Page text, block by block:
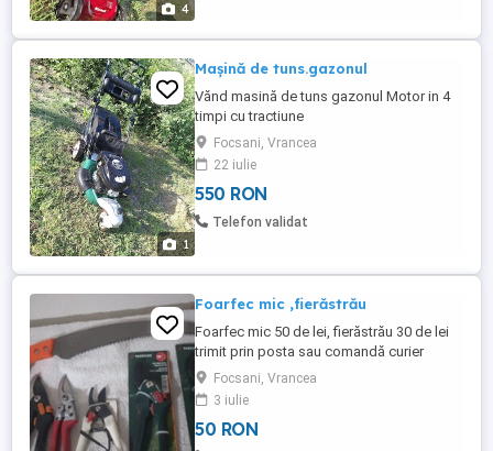
4
1
Mașină de tuns.gazonul
Vănd masină de tuns gazonul Motor in 4
timpi cu tractiune
Focsani, Vrancea
22 iulie
550 RON
Telefon validat
Foarfec mic ,fierăstrău
Foarfec mic 50 de lei, fierăstrău 30 de lei
trimit prin posta sau comandă curier
Focsani, Vrancea
3 iulie
50 RON